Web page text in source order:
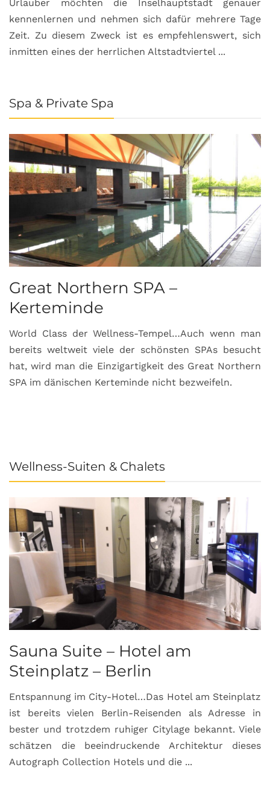
Urlauber möchten die Inselhauptstadt genauer
kennenlernen und nehmen sich dafür mehrere Tage
Zeit. Zu diesem Zweck ist es empfehlenswert, sich
inmitten eines der herrlichen Altstadtviertel ...
Spa & Private Spa
Great Northern SPA –
Kerteminde
World Class der Wellness-Tempel…Auch wenn man
bereits weltweit viele der schönsten SPAs besucht
hat, wird man die Einzigartigkeit des Great Northern
SPA im dänischen Kerteminde nicht bezweifeln.
Wellness-Suiten & Chalets
Sauna Suite – Hotel am
Steinplatz – Berlin
Entspannung im City-Hotel…Das Hotel am Steinplatz
ist bereits vielen Berlin-Reisenden als Adresse in
bester und trotzdem ruhiger Citylage bekannt. Viele
schätzen die beeindruckende Architektur dieses
Autograph Collection Hotels und die ...